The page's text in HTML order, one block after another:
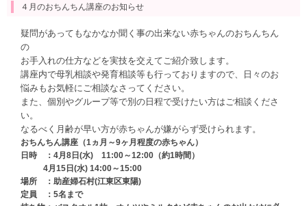
４月のおちんちん講座のお知らせ
疑問があってもなかなか聞く事の出来ない赤ちゃんのおちんちん
の
お手入れの仕方などを実技を交えてご紹介致します。
講座内で母乳相談や発育相談等も行っておりますので、日々のお
悩みもお気軽にご相談なさってください。
また、個別やグループ等で別の日程で受けたい方はご相談くださ
い。
なるべく月齢が早い方が赤ちゃんが嫌がらず受けられます。
おちんちん講座（1ヵ月～9ヶ月程度の赤ちゃん）
日時 ：4月8日(水) 11:00～12:00（約1時間）
4月15日(水) 14:00～15:00
場所 ：助産婦石村(江東区東陽)
定員 ：5名まで